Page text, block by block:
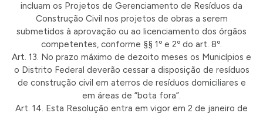
incluam os Projetos de Gerenciamento de Resíduos da
Construção Civil nos projetos de obras a serem
submetidos à aprovação ou ao licenciamento dos órgãos
competentes, conforme §§ 1º e 2º do art. 8º.
Art. 13. No prazo máximo de dezoito meses os Municípios e
o Distrito Federal deverão cessar a disposição de resíduos
de construção civil em aterros de resíduos domiciliares e
em áreas de “bota fora”.
Art. 14. Esta Resolução entra em vigor em 2 de janeiro de